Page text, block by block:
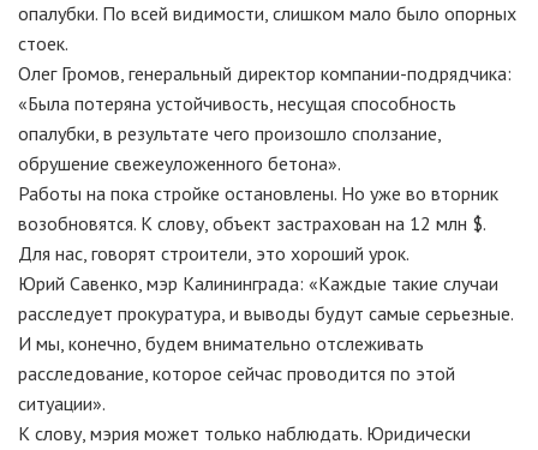
опалубки. По всей видимости, слишком мало было опорных
стоек.
Олег Громов, генеральный директор компании-подрядчика:
«Была потеряна устойчивость, несущая способность
опалубки, в результате чего произошло сползание,
обрушение свежеуложенного бетона».
Работы на пока стройке остановлены. Но уже во вторник
возобновятся. К слову, объект застрахован на 12 млн $.
Для нас, говорят строители, это хороший урок.
Юрий Савенко, мэр Калининграда: «Каждые такие случаи
расследует прокуратура, и выводы будут самые серьезные.
И мы, конечно, будем внимательно отслеживать
расследование, которое сейчас проводится по этой
ситуации».
К слову, мэрия может только наблюдать. Юридически